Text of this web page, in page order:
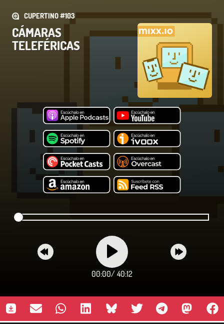
CUPERTINO #103
CÁMARAS
TELEFÉRICAS
00:00/ 40:12